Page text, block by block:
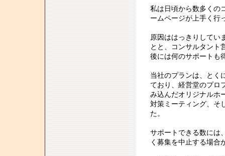
私は日頃から数多くの
ームページが上手く行
原因ははっきりしてい
とと、コンサルタント
後には何のサポートも
当社のプランは、とく
ており、経営堂のプロ
み込んだオリジナルホ
対策ミーティング、そ
た。
サポートできる数には
く募集を中止する場合